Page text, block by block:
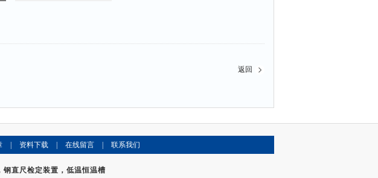
返回
资料下载 在线留言 联系我们
钢直尺检定装置，低温恒温槽